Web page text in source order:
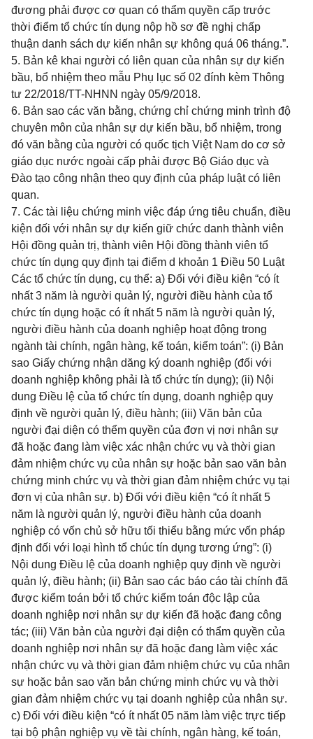
đương phải được cơ quan có thẩm quyền cấp trước
thời điểm tổ chức tín dụng nộp hồ sơ đề nghị chấp
thuận danh sách dự kiến nhân sự không quá 06 tháng.”.
5. Bản kê khai người có liên quan của nhân sự dự kiến
bầu, bổ nhiệm theo mẫu Phụ lục số 02 đính kèm Thông
tư 22/2018/TT-NHNN ngày 05/9/2018.
6. Bản sao các văn bằng, chứng chỉ chứng minh trình độ
chuyên môn của nhân sự dự kiến bầu, bổ nhiệm, trong
đó văn bằng của người có quốc tịch Việt Nam do cơ sở
giáo dục nước ngoài cấp phải được Bộ Giáo dục và
Đào tạo công nhận theo quy định của pháp luật có liên
quan.
7. Các tài liệu chứng minh việc đáp ứng tiêu chuẩn, điều
kiện đối với nhân sự dự kiến giữ chức danh thành viên
Hội đồng quản trị, thành viên Hội đồng thành viên tổ
chức tín dụng quy định tại điểm d khoản 1 Điều 50 Luật
Các tổ chức tín dụng, cụ thể: a) Đối với điều kiện “có ít
nhất 3 năm là người quản lý, người điều hành của tổ
chức tín dụng hoặc có ít nhất 5 năm là người quản lý,
người điều hành của doanh nghiệp hoạt động trong
ngành tài chính, ngân hàng, kế toán, kiểm toán”: (i) Bản
sao Giấy chứng nhận dăng ký doanh nghiệp (đối với
doanh nghiệp không phải là tổ chức tín dụng); (ii) Nội
dung Điều lệ của tổ chức tín dụng, doanh nghiệp quy
định về người quản lý, điều hành; (iii) Văn bản của
người đại diện có thểm quyền của đơn vị nơi nhân sự
đã hoặc đang làm việc xác nhận chức vụ và thời gian
đảm nhiệm chức vụ của nhân sự hoặc bản sao văn bản
chứng minh chức vụ và thời gian đảm nhiệm chức vụ tại
đơn vị của nhân sự. b) Đối với điều kiện “có ít nhất 5
năm là người quản lý, người điều hành của doanh
nghiệp có vốn chủ sở hữu tối thiểu bằng mức vốn pháp
định đối với loại hình tổ chúc tín dụng tương ứng”: (i)
Nội dung Điều lệ của doanh nghiệp quy định về người
quản lý, điều hành; (ii) Bản sao các báo cáo tài chính đã
được kiểm toán bởi tổ chức kiểm toán độc lập của
doanh nghiệp nơi nhân sự dự kiến đã hoặc đang công
tác; (iii) Văn bản của người đại diện có thẩm quyền của
doanh nghiệp nơi nhân sự đã hoặc đang làm việc xác
nhận chức vụ và thời gian đảm nhiệm chức vụ của nhân
sự hoặc bản sao văn bản chứng minh chức vụ và thời
gian đảm nhiệm chức vụ tại doanh nghiệp của nhân sự.
c) Đối với điều kiện “có ít nhất 05 năm làm việc trực tiếp
tại bộ phận nghiệp vụ về tài chính, ngân hàng, kế toán,